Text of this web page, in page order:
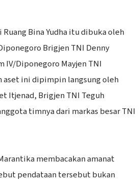
Bina Yudha itu dibuka oleh
Brigjen TNI Denny
IV/Diponegoro Mayjen TNI
aset ini dipimpin langsung oleh
Itjenad, Brigjen TNI Teguh
timnya dari markas besar TNI
membacakan amanat
pendataan tersebut bukan